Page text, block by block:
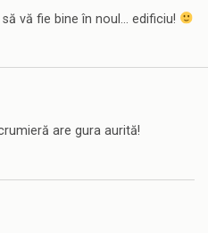
vă fie bine în noul… edificiu!
are gura aurită!